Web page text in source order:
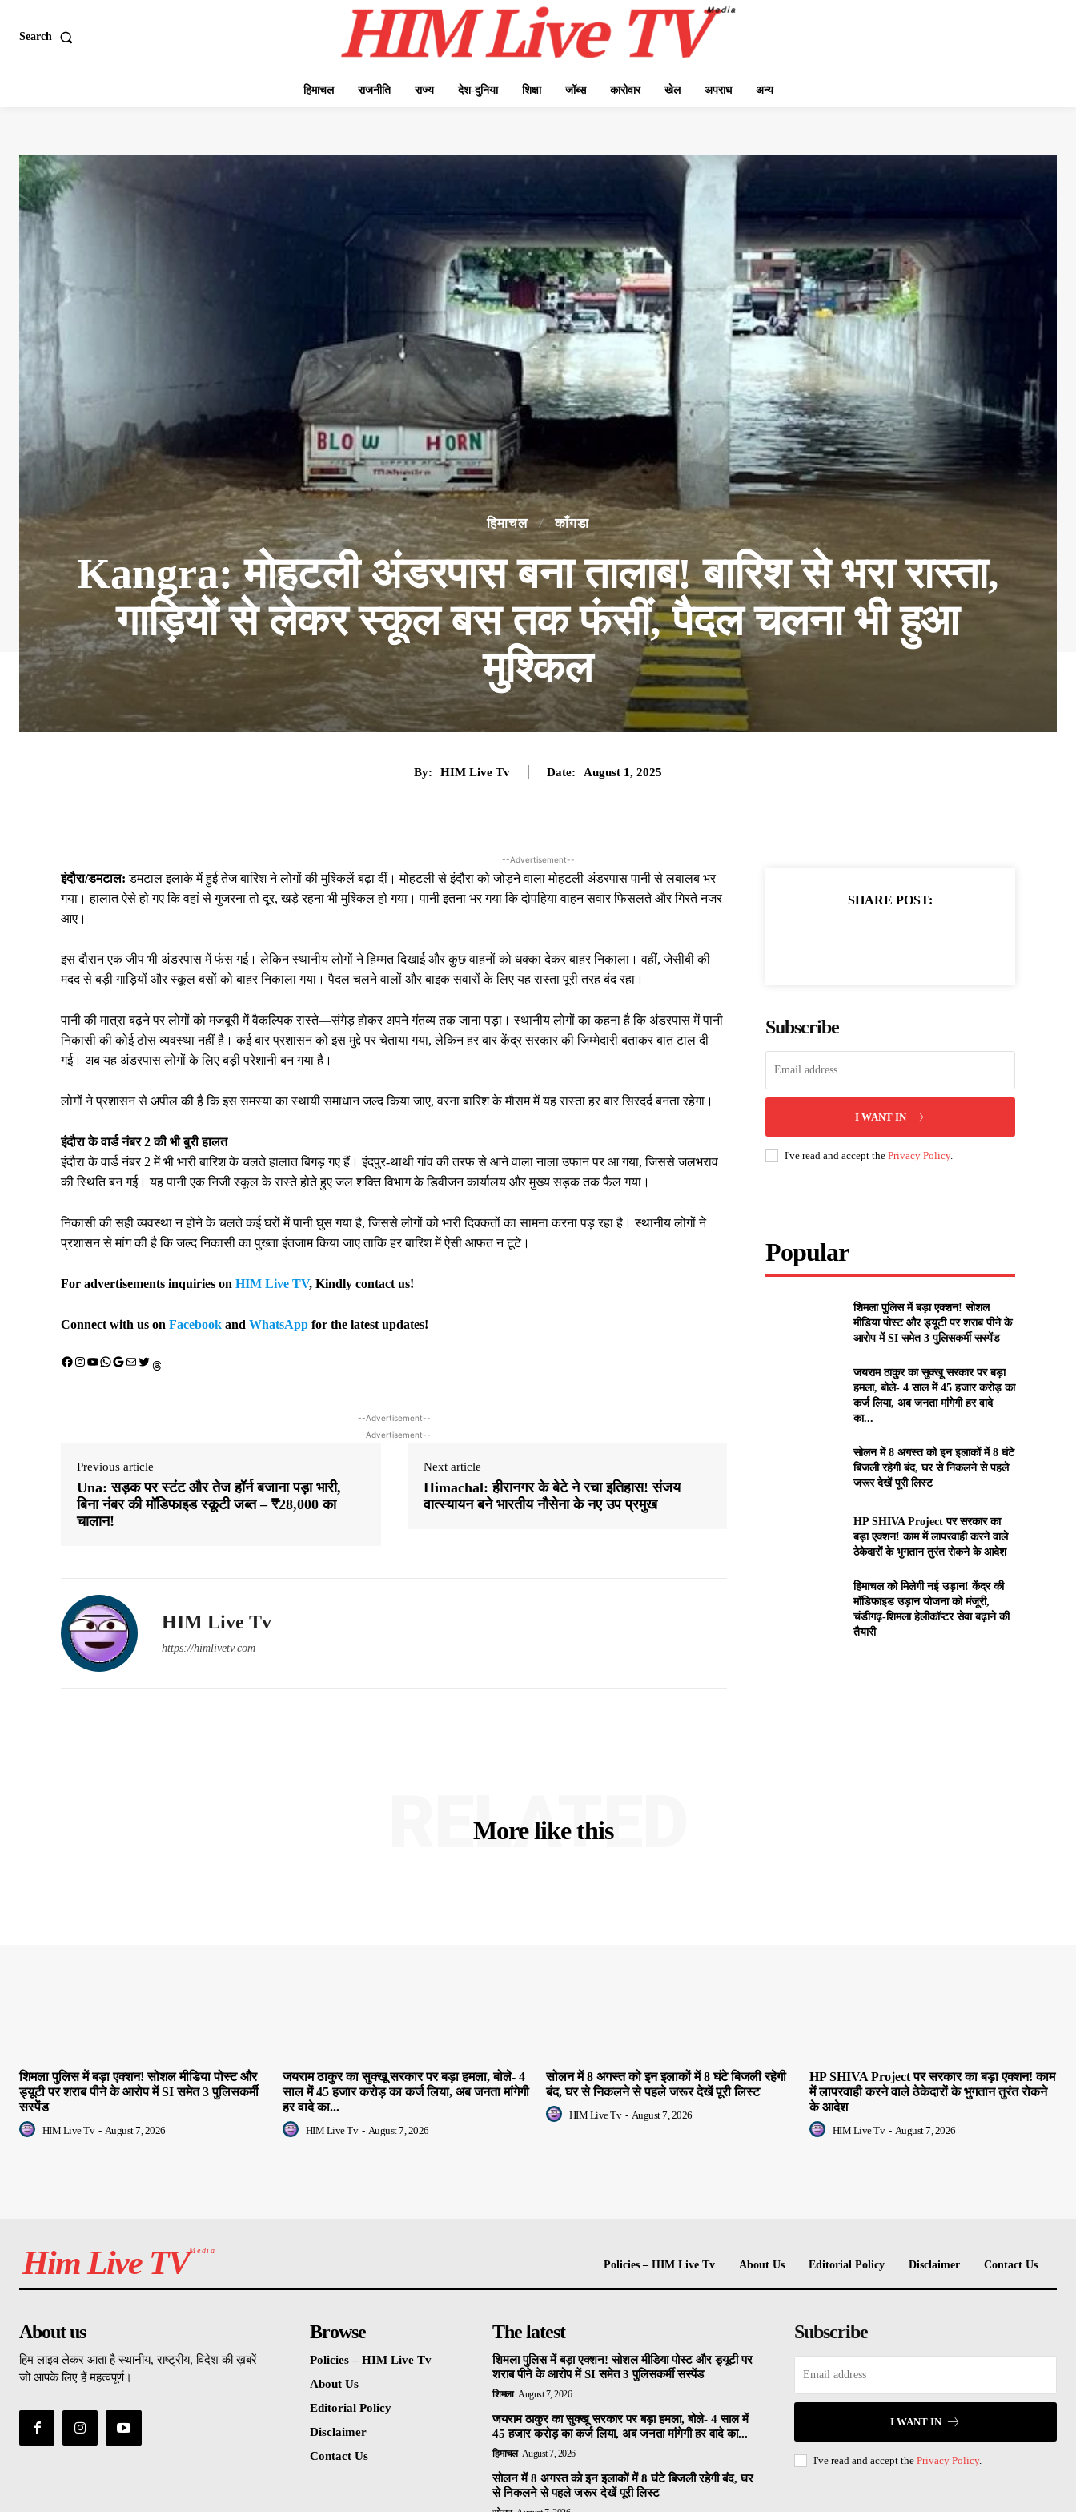
Search
हिमाचल राजनीति राज्य देश-दुनिया शिक्षा जॉब्स कारोवार खेल अपराध अन्य
हिमाचल काँगडा
Kangra: मोहटली अंडरपास बना तालाब! बारिश से भरा रास्ता,
गाड़ियों से लेकर स्कूल बस तक फंसीं, पैदल चलना भी हुआ
मुश्किल
By: HIM Live Tv Date: August 1, 2025
--Advertisement--
इंदौरा/डमटाल: डमटाल इलाके में हुई तेज बारिश ने लोगों की मुश्किलें बढ़ा दीं। मोहटली से इंदौरा को जोड़ने वाला मोहटली अंडरपास पानी से लबालब भर
गया। हालात ऐसे हो गए कि वहां से गुजरना तो दूर, खड़े रहना भी मुश्किल हो गया। पानी इतना भर गया कि दोपहिया वाहन सवार फिसलते और गिरते नजर
आए।
इस दौरान एक जीप भी अंडरपास में फंस गई। लेकिन स्थानीय लोगों ने हिम्मत दिखाई और कुछ वाहनों को धक्का देकर बाहर निकाला। वहीं, जेसीबी की
मदद से बड़ी गाड़ियों और स्कूल बसों को बाहर निकाला गया। पैदल चलने वालों और बाइक सवारों के लिए यह रास्ता पूरी तरह बंद रहा।
पानी की मात्रा बढ़ने पर लोगों को मजबूरी में वैकल्पिक रास्ते—संगेड़ होकर अपने गंतव्य तक जाना पड़ा। स्थानीय लोगों का कहना है कि अंडरपास में पानी
निकासी की कोई ठोस व्यवस्था नहीं है। कई बार प्रशासन को इस मुद्दे पर चेताया गया, लेकिन हर बार केंद्र सरकार की जिम्मेदारी बताकर बात टाल दी
गई। अब यह अंडरपास लोगों के लिए बड़ी परेशानी बन गया है।
लोगों ने प्रशासन से अपील की है कि इस समस्या का स्थायी समाधान जल्द किया जाए, वरना बारिश के मौसम में यह रास्ता हर बार सिरदर्द बनता रहेगा।
इंदौरा के वार्ड नंबर 2 की भी बुरी हालत
इंदौरा के वार्ड नंबर 2 में भी भारी बारिश के चलते हालात बिगड़ गए हैं। इंदपुर-थाथी गांव की तरफ से आने वाला नाला उफान पर आ गया, जिससे जलभराव
की स्थिति बन गई। यह पानी एक निजी स्कूल के रास्ते होते हुए जल शक्ति विभाग के डिवीजन कार्यालय और मुख्य सड़क तक फैल गया।
निकासी की सही व्यवस्था न होने के चलते कई घरों में पानी घुस गया है, जिससे लोगों को भारी दिक्कतों का सामना करना पड़ रहा है। स्थानीय लोगों ने
प्रशासन से मांग की है कि जल्द निकासी का पुख्ता इंतजाम किया जाए ताकि हर बारिश में ऐसी आफत न टूटे।
For advertisements inquiries on HIM Live TV, Kindly contact us!
Connect with us on Facebook and WhatsApp for the latest updates!
Facebook Instagram YouTube WhatsApp Google Mail X (Twitter) Threads
--Advertisement--
--Advertisement--
Previous article
Una: सड़क पर स्टंट और तेज हॉर्न बजाना पड़ा भारी,
बिना नंबर की मॉडिफाइड स्कूटी जब्त – ₹28,000 का
चालान!
Next article
Himachal: हीरानगर के बेटे ने रचा इतिहास! संजय
वात्स्यायन बने भारतीय नौसेना के नए उप प्रमुख
HIM Live Tv
https://himlivetv.com
SHARE POST:
Subscribe
I WANT IN
I've read and accept thePrivacy Policy.
Popular
शिमला पुलिस में बड़ा एक्शन! सोशल
मीडिया पोस्ट और ड्यूटी पर शराब पीने के
आरोप में SI समेत 3 पुलिसकर्मी सस्पेंड
जयराम ठाकुर का सुक्खू सरकार पर बड़ा
हमला, बोले- 4 साल में 45 हजार करोड़ का
कर्ज लिया, अब जनता मांगेगी हर वादे
का...
सोलन में 8 अगस्त को इन इलाकों में 8 घंटे
बिजली रहेगी बंद, घर से निकलने से पहले
जरूर देखें पूरी लिस्ट
HP SHIVA Project पर सरकार का
बड़ा एक्शन! काम में लापरवाही करने वाले
ठेकेदारों के भुगतान तुरंत रोकने के आदेश
हिमाचल को मिलेगी नई उड़ान! केंद्र की
मॉडिफाइड उड़ान योजना को मंजूरी,
चंडीगढ़-शिमला हेलीकॉप्टर सेवा बढ़ाने की
तैयारी
More like this
RELATED
शिमला पुलिस में बड़ा एक्शन! सोशल मीडिया पोस्ट और
ड्यूटी पर शराब पीने के आरोप में SI समेत 3 पुलिसकर्मी
सस्पेंड
HIM Live Tv - August 7, 2026
जयराम ठाकुर का सुक्खू सरकार पर बड़ा हमला, बोले- 4
साल में 45 हजार करोड़ का कर्ज लिया, अब जनता मांगेगी
हर वादे का...
HIM Live Tv - August 7, 2026
सोलन में 8 अगस्त को इन इलाकों में 8 घंटे बिजली रहेगी
बंद, घर से निकलने से पहले जरूर देखें पूरी लिस्ट
HIM Live Tv - August 7, 2026
HP SHIVA Project पर सरकार का बड़ा एक्शन! काम
में लापरवाही करने वाले ठेकेदारों के भुगतान तुरंत रोकने
के आदेश
HIM Live Tv - August 7, 2026
Him Live TVMedia
Policies – HIM Live Tv About Us Editorial Policy Disclaimer Contact Us
About us
हिम लाइव लेकर आता है स्थानीय, राष्ट्रीय, विदेश की ख़बरें
जो आपके लिए हैं महत्वपूर्ण।
Browse
Policies – HIM Live Tv
About Us
Editorial Policy
Disclaimer
Contact Us
The latest
शिमला पुलिस में बड़ा एक्शन! सोशल मीडिया पोस्ट और ड्यूटी पर
शराब पीने के आरोप में SI समेत 3 पुलिसकर्मी सस्पेंड
शिमला August 7, 2026
जयराम ठाकुर का सुक्खू सरकार पर बड़ा हमला, बोले- 4 साल में
45 हजार करोड़ का कर्ज लिया, अब जनता मांगेगी हर वादे का...
हिमाचल August 7, 2026
सोलन में 8 अगस्त को इन इलाकों में 8 घंटे बिजली रहेगी बंद, घर
से निकलने से पहले जरूर देखें पूरी लिस्ट
Subscribe
I WANT IN
I've read and accept the Privacy Policy.